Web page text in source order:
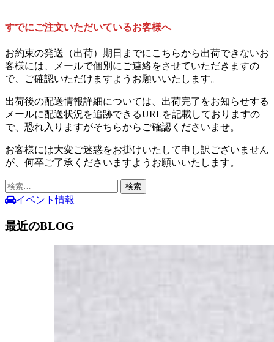
すでにご注文いただいているお客様へ
お約束の発送（出荷）期日までにこちらから出荷できないお
客様には、メールで個別にご連絡をさせていただきますの
で、ご確認いただけますようお願いいたします。
出荷後の配送情報詳細については、出荷完了をお知らせする
メールに配送状況を追跡できるURLを記載しておりますの
で、恐れ入りますがそちらからご確認くださいませ。
お客様には大変ご迷惑をお掛けいたして申し訳ございません
が、何卒ご了承くださいますようお願いいたします。
検
索:イベント情報
最近のBLOG